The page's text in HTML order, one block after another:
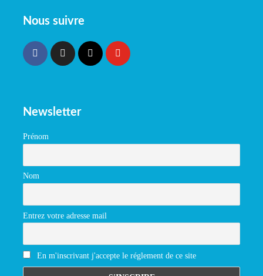
Nous suivre
Newsletter
Prénom
Nom
Entrez votre adresse mail
En m'inscrivant j'accepte le réglement de ce site